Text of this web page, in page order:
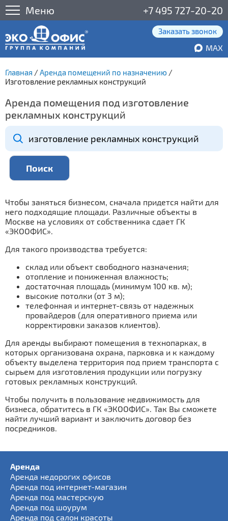
Меню +7 495 727-20-20
Заказать звонок
MAX
Главная /Аренда помещений по назначению /
Изготовление рекламных конструкций
Аренда помещения под изготовление
рекламных конструкций
Чтобы заняться бизнесом, сначала придется найти для
него подходящие площади. Различные объекты в
Москве на условиях от собственника сдает ГК
«ЭКООФИС».
Для такого производства требуется:
склад или объект свободного назначения;
отопление и пониженная влажность;
достаточная площадь (минимум 100 кв. м);
высокие потолки (от 3 м);
телефонная и интернет-связь от надежных
провайдеров (для оперативного приема или
корректировки заказов клиентов).
Для аренды выбирают помещения в технопарках, в
которых организована охрана, парковка и к каждому
объекту выделена территория под прием транспорта с
сырьем для изготовления продукции или погрузку
готовых рекламных конструкций.
Чтобы получить в пользование недвижимость для
бизнеса, обратитесь в ГК «ЭКООФИС». Так Вы сможете
найти лучший вариант и заключить договор без
посредников.
Аренда
Аренда недорогих офисов
Аренда под интернет-магазин
Аренда под мастерскую
Аренда под шоурум
Аренда под салон красоты